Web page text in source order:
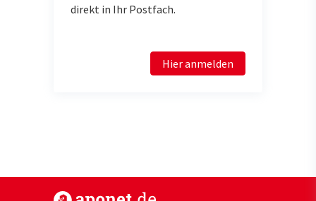
direkt in Ihr Postfach.
Hier anmelden